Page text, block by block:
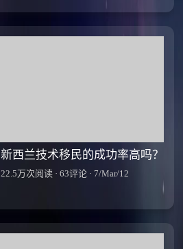
新西兰技术移民的成功率高吗？
22.5万次阅读 · 63评论 · 7/Mar/12